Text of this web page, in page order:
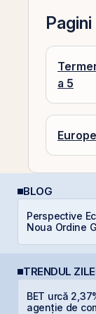
a 5
BLOG
Perspective
Noua Ordine
TRENDUL
BET urcă
agenție de